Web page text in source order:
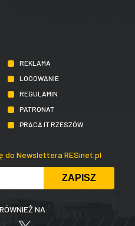
REKLAMA
LOGOWANIE
REGULAMIN
PATRONAT
PRACA IT RZESZÓW
do Newslettera RESinet.pl
NA: